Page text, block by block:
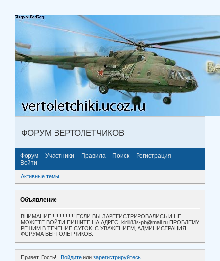
ФОРУМ ВЕРТОЛЕТЧИКОВ
Форум Участники Правила Поиск
Регистрация
Войти
Активные темы
Объявление
ВНИМАНИЕ!!!!!!!!!!!!!!!! ЕСЛИ ВЫ ЗАРЕГИСТРИРОВАЛИСЬ И НЕ
МОЖЕТЕ ВОЙТИ ПИШИТЕ НА АДРЕС, kirill83s-pb@mail.ru ПРОБЛЕМУ
РЕШИМ В ТЕЧЕНИЕ СУТОК. С УВАЖЕНИЕМ, АДМИНИСТРАЦИЯ
ФОРУМА ВЕРТОЛЕТЧИКОВ.
Привет, Гость! Войдитеили зарегистрируйтесь.